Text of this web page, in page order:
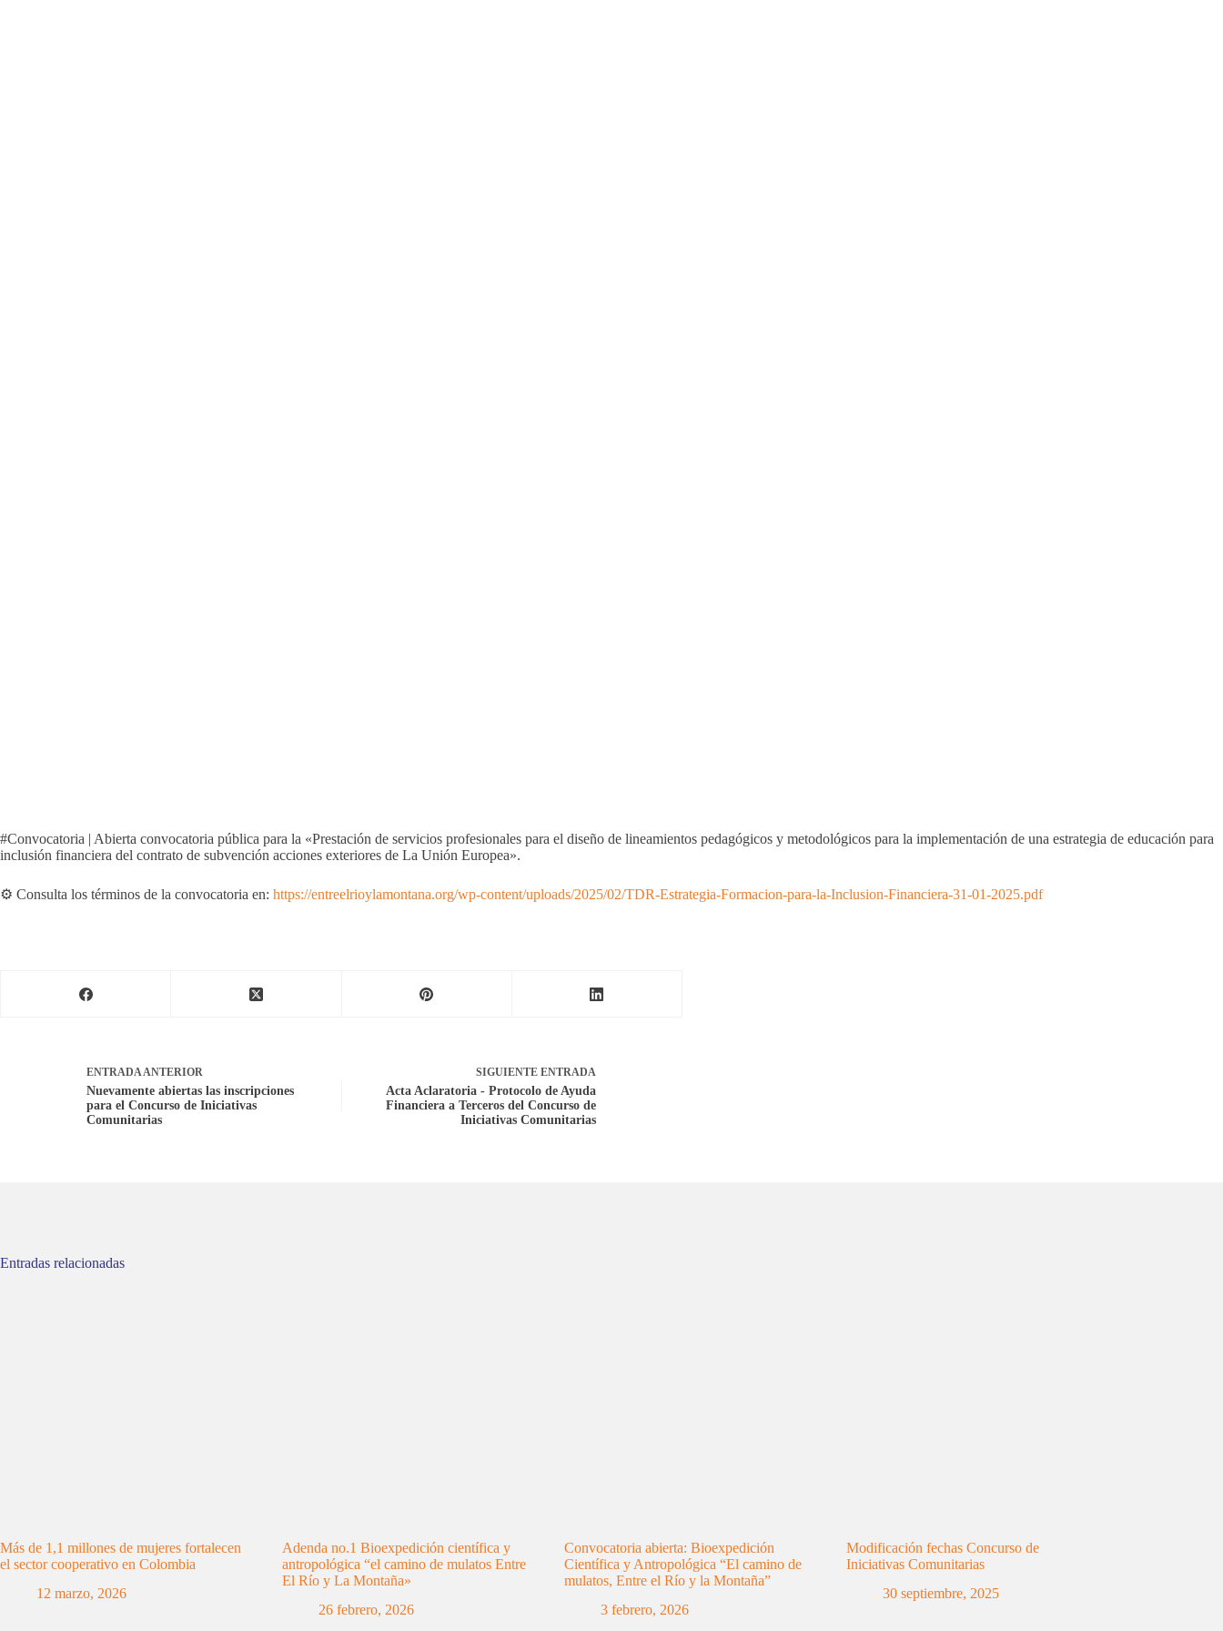
#Convocatoria | Abierta convocatoria pública para la «Prestación de servicios profesionales para el diseño de lineamientos pedagógicos y metodológicos para la implementación de una estrategia de educación para
inclusión financiera del contrato de subvención acciones exteriores de La Unión Europea».
⚙️ Consulta los términos de la convocatoria en: https://entreelrioylamontana.org/wp-content/uploads/2025/02/TDR-Estrategia-Formacion-para-la-Inclusion-Financiera-31-01-2025.pdf
ENTRADAANTERIOR
Nuevamente abiertas las inscripciones
para el Concurso de Iniciativas
Comunitarias
SIGUIENTE ENTRADA
Acta Aclaratoria - Protocolo de Ayuda
Financiera a Terceros del Concurso de
Iniciativas Comunitarias
Entradas relacionadas
Más de 1,1 millones de mujeres fortalecen
el sector cooperativo en Colombia
12 marzo, 2026
Adenda no.1 Bioexpedición científica y
antropológica “el camino de mulatos Entre
El Río y La Montaña»
26 febrero, 2026
Convocatoria abierta: Bioexpedición
Científica y Antropológica “El camino de
mulatos, Entre el Río y la Montaña”
3 febrero, 2026
Modificación fechas Concurso de
Iniciativas Comunitarias
30 septiembre, 2025